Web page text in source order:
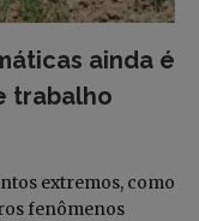
ainda é
trabalho
extremos, como
fenômenos